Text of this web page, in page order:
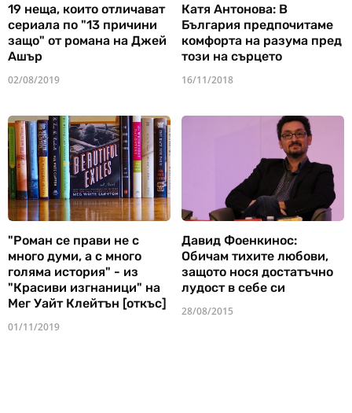
19 неща, които отличават
сериала по "13 причини
защо" от романа на Джей
Ашър
02/08/2019
Катя Антонова: В
България предпочитаме
комфорта на разума пред
този на сърцето
16/11/2018
"Роман се прави не с
много думи, а с много
голяма история" - из
"Красиви изгнаници" на
Мег Уайт Клейтън [откъс]
01/11/2019
Давид Фоенкинос:
Обичам тихите любови,
защото нося достатъчно
лудост в себе си
28/08/2015